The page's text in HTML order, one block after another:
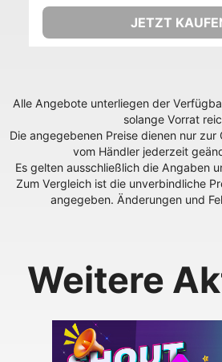
JETZT
Alle Angebote unterliegen der
solange Vorrat
Die angegebenen Preise dienen nur
vom Händler jederzeit
Es gelten ausschließlich die Angaben
Zum Vergleich ist die unverbindliche
angegeben. Änderungen und
Weitere